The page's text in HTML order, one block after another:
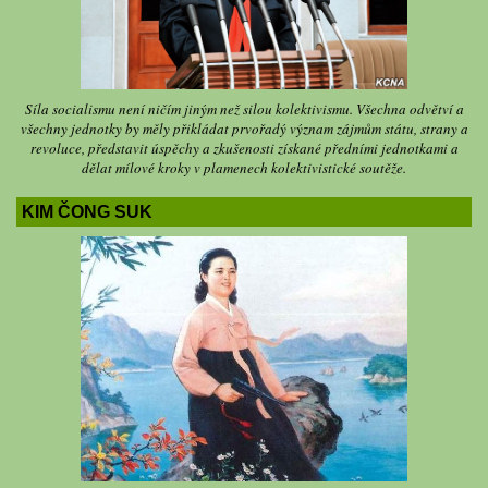
Síla socialismu není ničím jiným než silou kolektivismu. Všechna odvětví a
všechny jednotky by měly přikládat prvořadý význam zájmům státu, strany a
revoluce, představit úspěchy a zkušenosti získané předními jednotkami a
dělat mílové kroky v plamenech kolektivistické soutěže.
KIM ČONG SUK